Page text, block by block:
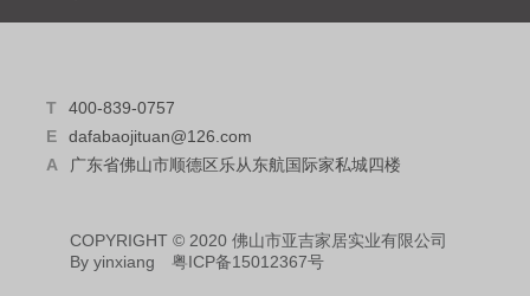
T
400-839-0757
E
dafabaojituan@126.com
A
广东省佛山市顺德区乐从东航国际家私城四楼
COPYRIGHT © 2020 佛山市亚吉家居实业有限公司
Byyinxiang 粤ICP备15012367号